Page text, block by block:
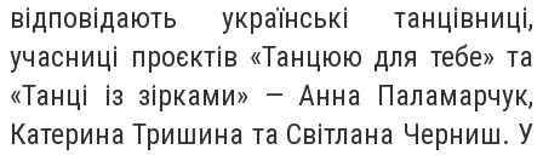
відповідають українські танцівниці,
учасниці проєктів «Танцюю для тебе» та
«Танці із зірками» — Анна Паламарчук,
Катерина Тришина та Світлана Черниш. У